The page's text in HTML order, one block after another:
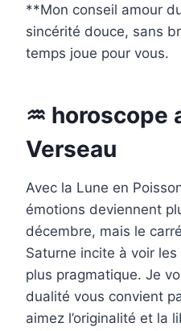
**Mon conseil amour
sincérité douce, sans
temps joue pour vous.
♒ horoscope
Verseau
Avec la Lune en
émotions deviennent
décembre, mais le
Saturne incite à voir
plus pragmatique. Je
dualité vous convient
aimez l’originalité et la